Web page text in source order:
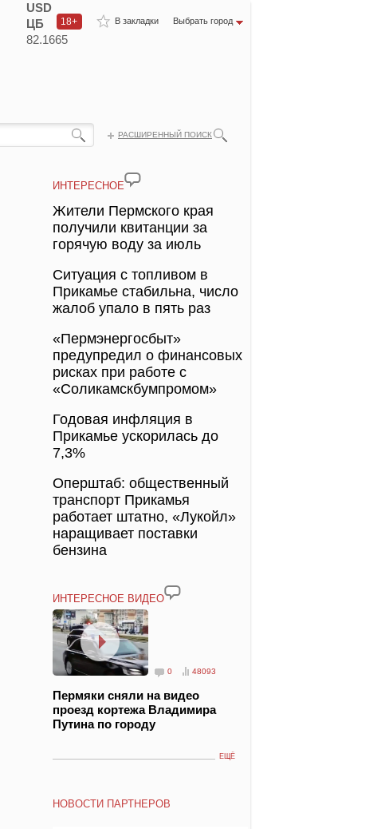
В закладки Выбрать город
18+
USD
ЦБ
82.1665
РАСШИРЕННЫЙ ПОИСК
ИНТЕРЕСНОЕ
Жители Пермского края
получили квитанции за
горячую воду за июль
Ситуация с топливом в
Прикамье стабильна, число
жалоб упало в пять раз
«Пермэнергосбыт»
предупредил о финансовых
рисках при работе с
«Соликамскбумпромом»
Годовая инфляция в
Прикамье ускорилась до
7,3%
Оперштаб: общественный
транспорт Прикамья
работает штатно, «Лукойл»
наращивает поставки
бензина
ИНТЕРЕСНОЕ ВИДЕО
0 48093
Пермяки сняли на видео
проезд кортежа Владимира
Путина по городу
ЕЩЁ
НОВОСТИ ПАРТНЕРОВ